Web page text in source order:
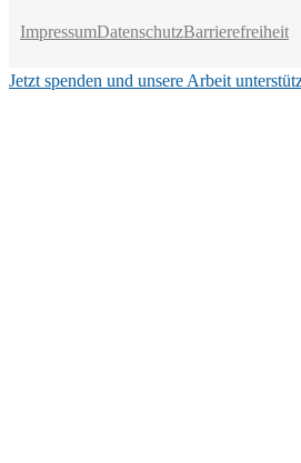
ImpressumDatenschutzBarrierefreiheit
Jetzt spenden und unsere Arbeit